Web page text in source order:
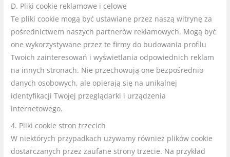
D. Pliki cookie reklamowe i celowe
Te pliki cookie mogą być ustawiane przez naszą witrynę za
pośrednictwem naszych partnerów reklamowych. Mogą być
one wykorzystywane przez te firmy do budowania profilu
Twoich zainteresowań i wyświetlania odpowiednich reklam
na innych stronach. Nie przechowują one bezpośrednio
danych osobowych, ale opierają się na unikalnej
identyfikacji Twojej przeglądarki i urządzenia
internetowego.
4. Pliki cookie stron trzecich
W niektórych przypadkach używamy również plików cookie
dostarczanych przez zaufane strony trzecie. Na przykład